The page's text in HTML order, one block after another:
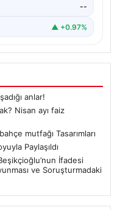
geniş--
--
▲ +0.97%
anlar!
Nisan ayı faiz
mutfağı Tasarımları
Paylaşıldı
İfadesi
ve Soruşturmadaki